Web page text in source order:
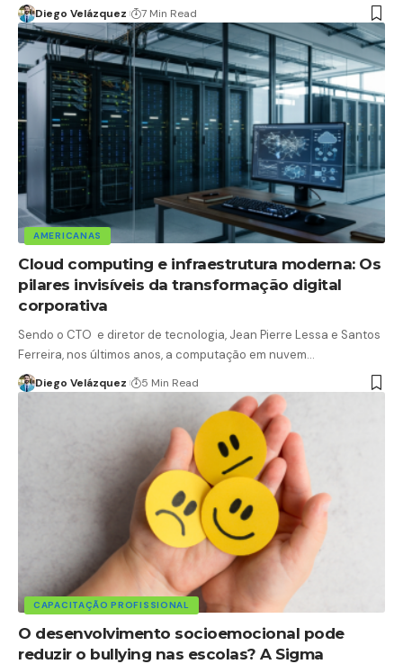
Diego Velázquez 7 Min Read
AMERICANAS
Cloud computing e infraestrutura moderna: Os
pilares invisíveis da transformação digital
corporativa
Sendo o CTO e diretor de tecnologia, Jean Pierre Lessa e Santos
Ferreira, nos últimos anos, a computação em nuvem…
Diego Velázquez 5 Min Read
CAPACITAÇÃO PROFISSIONAL
O desenvolvimento socioemocional pode
reduzir o bullying nas escolas? A Sigma